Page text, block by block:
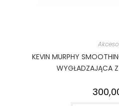
KEVIN MURPHY
WYGŁADZAJĄCA